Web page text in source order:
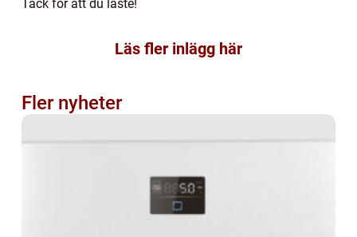
Tack för att du läste!
Läs fler inlägg här
Fler nyheter